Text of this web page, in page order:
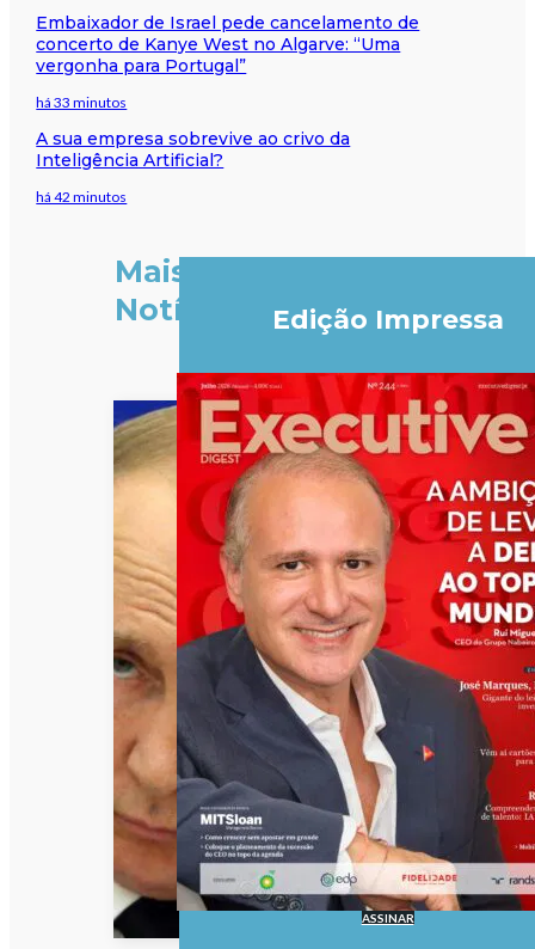
Embaixador de Israel pede cancelamento de
concerto de Kanye West no Algarve: “Uma
vergonha para Portugal”
há 33 minutos
A sua empresa sobrevive ao crivo da
Inteligência Artificial?
há 42 minutos
Mais
Notícias
Edição Impressa
ASSINAR